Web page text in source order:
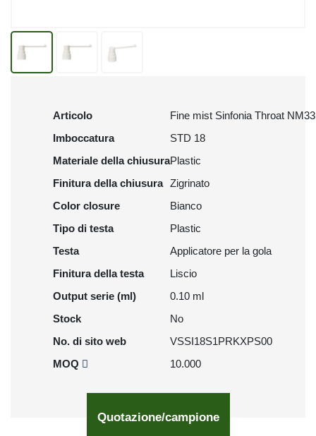
Articolo
Fine mist Sinfonia Throat NM33
Imboccatura
STD 18
Materiale della chiusuraPlastic
Finitura della chiusura Zigrinato
Color closure
Bianco
Tipo di testa
Plastic
Testa
Applicatore per la gola
Finitura della testa
Liscio
Output serie (ml)
0.10 ml
Stock
No
No. di sito web
VSSI18S1PRKXPS00
MOQ
10.000
Quotazione/campione